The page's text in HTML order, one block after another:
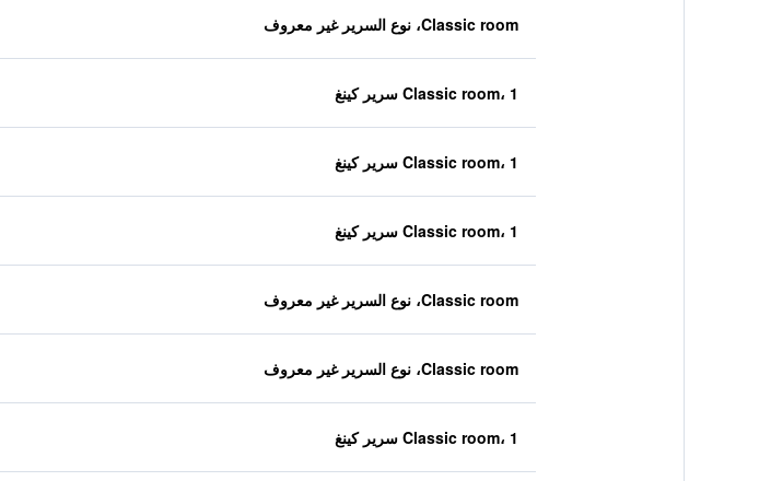
Classic room، نوع السرير غير معروف
Classic room، 1 سرير كينغ
Classic room، 1 سرير كينغ
Classic room، 1 سرير كينغ
Classic room، نوع السرير غير معروف
Classic room، نوع السرير غير معروف
Classic room، 1 سرير كينغ